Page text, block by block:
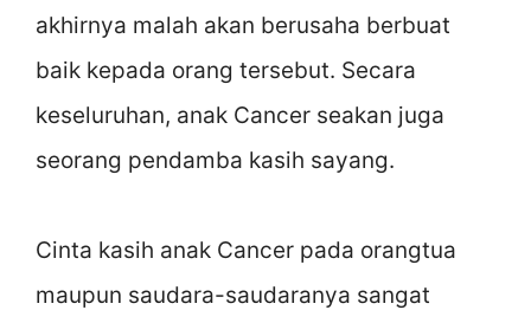
akhirnya malah akan berusaha berbuat
baik kepada orang tersebut. Secara
keseluruhan, anak Cancer seakan juga
seorang pendamba kasih sayang.
Cinta kasih anak Cancer pada orangtua
maupun saudara-saudaranya sangat